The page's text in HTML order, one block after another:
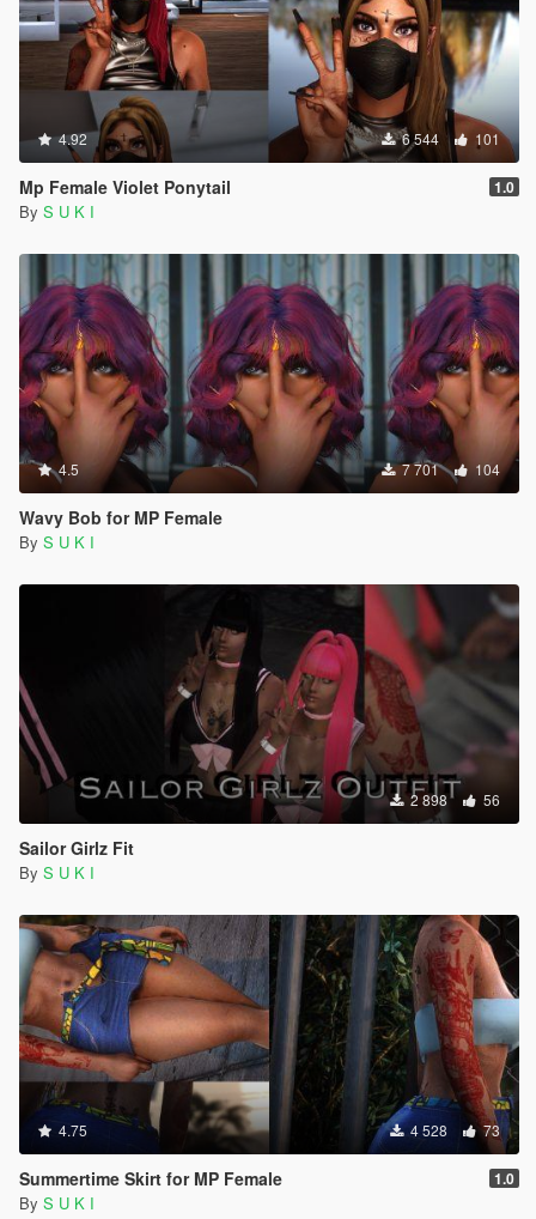
4.92 6 544 101
Mp Female Violet Ponytail 1.0
By S U K I
4.5 7 701 104
Wavy Bob for MP Female
By S U K I
2 898 56
Sailor Girlz Fit
By S U K I
4.75 4 528 73
Summertime Skirt for MP Female 1.0
By S U K I